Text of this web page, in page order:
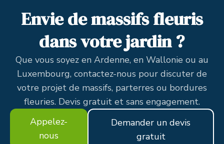
Envie de massifs fleuris
dans votre jardin ?
Que vous soyez en Ardenne, en Wallonie ou au
Luxembourg, contactez-nous pour discuter de
votre projet de massifs, parterres ou bordures
fleuries. Devis gratuit et sans engagement.
Appelez-
nous
Demander un devis
gratuit